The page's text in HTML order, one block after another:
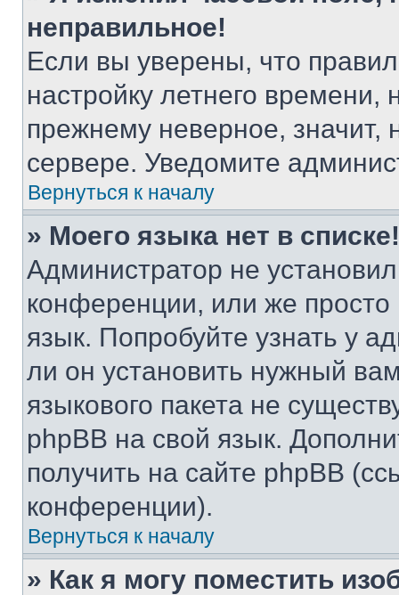
неправильное!
Если вы уверены, что
настройку летнего
прежнему неверное, значит,
сервере. Уведомите
Вернуться к началу
» Моего языка нет в списке!
Администратор не
конференции, или же
язык. Попробуйте узнать у
ли он установить нужный
языкового пакета не
phpBB на свой язык.
получить на сайте phpBB
конференции).
Вернуться к началу
» Как я могу поместить